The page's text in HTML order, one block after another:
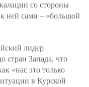
со стороны
ней сами – «большой
лидер
стран Запада, что
«нас это только
в Курской